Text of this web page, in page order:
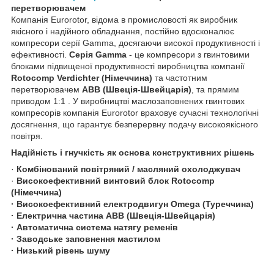
перетворювачем
Компанія Eurorotor, відома в промисловості як виробник
якісного і надійного обладнання, постійно вдосконалює
компресори серії Gamma, досягаючи високої продуктивності і
ефективності. Серія Gamma - це компресори з гвинтовими
блоками підвищеної продуктивності виробництва компанії
Rotocomp Verdichter (Німеччина) та частотним
перетворювачем ABB (Швеція-Швейцарія) , та прямим
приводом 1:1 . У виробництві маслозаповнених гвинтових
компресорів компанія Eurorotor враховує сучасні технологічні
досягнення, що гарантує безперервну подачу високоякісного
повітря.
Надійність і гнучкість як основа конструктивних рішень
· Комбінований повітряний / масляний охолоджувач
· Високоефективний винтовий блок Rotocomp
(Німеччина)
· Високоефективний електродвигун Omega (Туреччина)
· Електрична частина ABB (Швеція-Швейцарія)
· Автоматична система натягу ременів
· Заводське заповнення мастилом
· Низький рівень шуму